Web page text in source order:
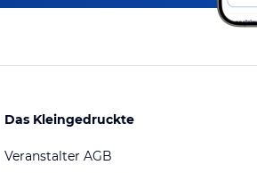
Das Kleingedruckte
Veranstalter AGB